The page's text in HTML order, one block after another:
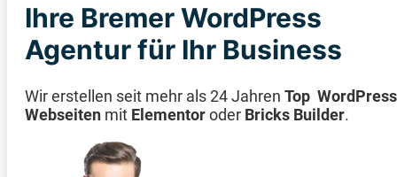
Wir setzten nur die Plug-ins ein,
die auch zusammenpassen und
Premium Plug-ins
hochwertig entwickelt wurden.
Ihre Bremer WordPress
Agentur für Ihr Business
Wir erstellen seit mehr als 24 Jahren Top WordPress
Webseiten mit Elementoroder Bricks Builder.